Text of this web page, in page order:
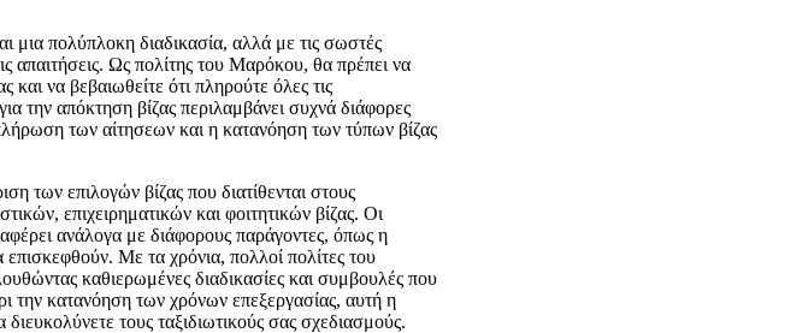
μια πολύπλοκη διαδικασία, αλλά με τις σωστές
απαιτήσεις. Ως πολίτης του Μαρόκου, θα πρέπει να
και να βεβαιωθείτε ότι πληρούτε όλες τις
την απόκτηση βίζας περιλαμβάνει συχνά διάφορες
των αίτησεων και η κατανόηση των τύπων βίζας
των επιλογών βίζας που διατίθενται στους
επιχειρηματικών και φοιτητικών βίζας. Οι
ανάλογα με διάφορους παράγοντες, όπως η
Με τα χρόνια, πολλοί πολίτες του
καθιερωμένες διαδικασίες και συμβουλές που
την κατανόηση των χρόνων επεξεργασίας, αυτή η
διευκολύνετε τους ταξιδιωτικούς σας σχεδιασμούς.